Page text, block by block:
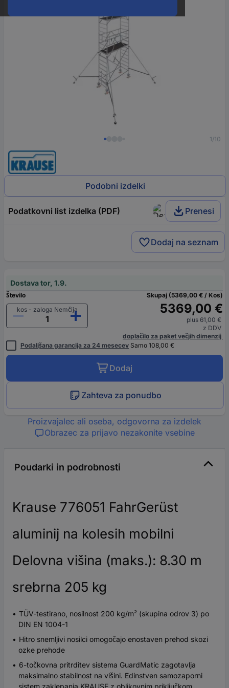
1/10
Podobni izdelki
Podatkovni list izdelka (PDF) Prenesi
Dodaj na seznam
Dostava tor, 1.9.
Število
kos - zaloga Nemčija
Skupaj (5369,00 € / Kos)
5369,00 €
plus 61,00 €
z DDV
doplačilo za paket večjih dimenzij
Podaljšana garancija za 24 mesecev Samo 108,00 €
Dodaj
Zahteva za ponudbo
Proizvajalec ali oseba, odgovorna za izdelek
Obrazec za prijavo nezakonite vsebine
Poudarki in podrobnosti
Krause 776051 FahrGerüst
aluminij na kolesih mobilni
Delovna višina (maks.): 8.30 m
srebrna 205 kg
TÜV-testirano, nosilnost 200 kg/m² (skupina odrov 3) po
DIN EN 1004-1
Hitro snemljivi nosilci omogočajo enostaven prehod skozi
ozke prehode
6-točkovna pritrditev sistema GuardMatic zagotavlja
maksimalno stabilnost na višini. Edinstven samozaporni
sistem zaklepanja KRAUSE z oblikovnim priključkom